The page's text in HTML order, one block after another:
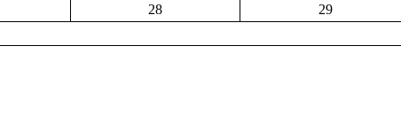
28 29